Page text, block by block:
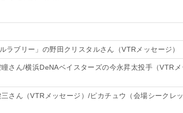
ラブリー」の野田クリスタルさん（VTRメッセージ）
さん/横浜DeNAベイスターズの今永昇太投手（VTRメ
さん（VTRメッセージ）/ピカチュウ（会場シークレ